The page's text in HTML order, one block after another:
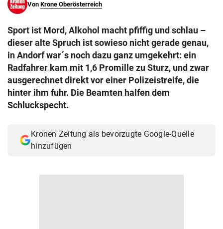
search
eingeben
© Krone Multimedia GmbH & Co KG 2026
Muthgasse 2, 1190 Wien
Von Krone Oberösterreich
Sport ist Mord, Alkohol macht pfiffig und schlau –
dieser alte Spruch ist sowieso nicht gerade genau,
in Andorf war´s noch dazu ganz umgekehrt: ein
Radfahrer kam mit 1,6 Promille zu Sturz, und zwar
ausgerechnet direkt vor einer Polizeistreife, die
hinter ihm fuhr. Die Beamten halfen dem
Schluckspecht.
Kronen Zeitung als bevorzugte Google-Quelle
hinzufügen